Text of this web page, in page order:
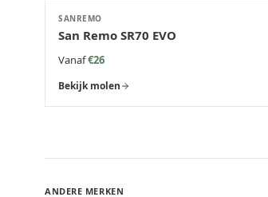
SANREMO
San Remo SR70 EVO
Vanaf€26
Bekijk molen
ANDERE MERKEN